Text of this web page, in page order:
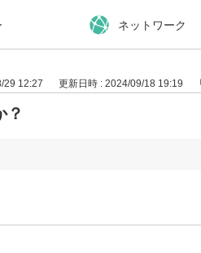
ネットワーク
29 12:27 更新日時 : 2024/09/18 19:19
？